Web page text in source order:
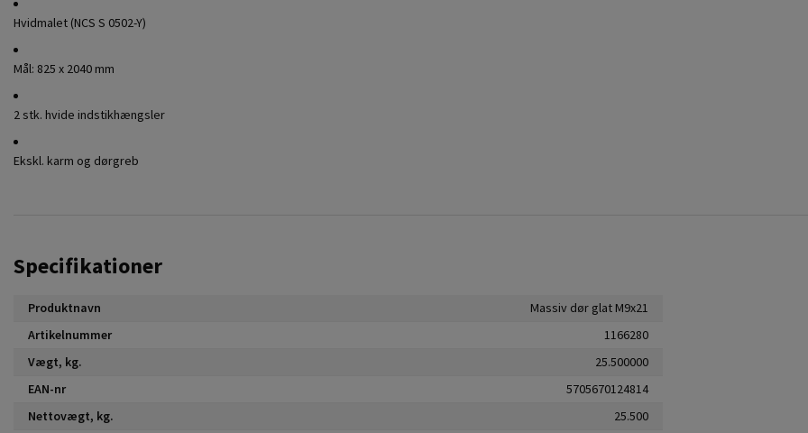
Hvidmalet (NCS S 0502-Y)
Mål: 825 x 2040 mm
2 stk. hvide indstikhængsler
Ekskl. karm og dørgreb
Specifikationer
Produktnavn
Massiv dør glat M9x21
Artikelnummer
1166280
Vægt, kg.
25.500000
EAN-nr
5705670124814
Nettovægt, kg.
25.500